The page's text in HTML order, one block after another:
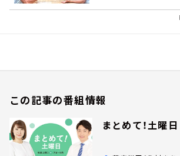
この記事の番組情報
まとめて！土曜日